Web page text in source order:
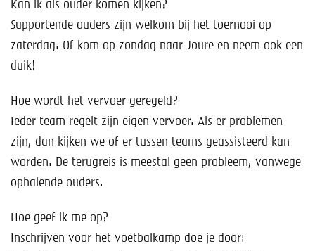
Kan ik als ouder komen kijken?
Supportende ouders zijn welkom bij het toernooi op
zaterdag. Of kom op zondag naar Joure en neem ook een
duik!
Hoe wordt het vervoer geregeld?
Ieder team regelt zijn eigen vervoer. Als er problemen
zijn, dan kijken we of er tussen teams geassisteerd kan
worden. De terugreis is meestal geen probleem, vanwege
ophalende ouders.
Hoe geef ik me op?
Inschrijven voor het voetbalkamp doe je door: